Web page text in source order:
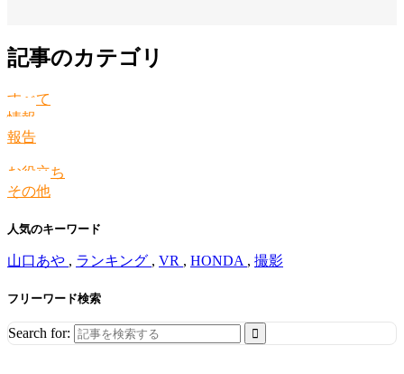
記事のカテゴリ
すべて
情報
報告
お役立ち
その他
人気のキーワード
山口あや , ランキング , VR , HONDA , 撮影
フリーワード検索
Search for: